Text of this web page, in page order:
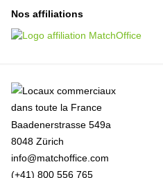
Nos affiliations
Baadenerstrasse 549a
8048 Zürich
info@matchoffice.com
(+41) 800 556 765